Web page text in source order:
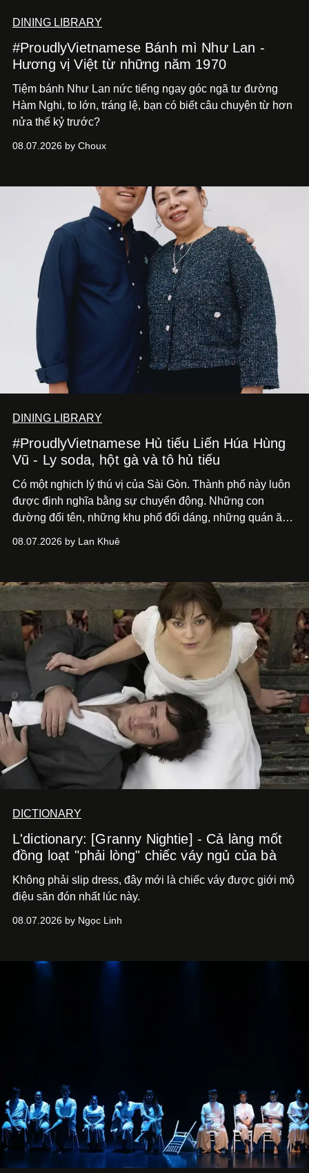
DINING LIBRARY
#ProudlyVietnamese Bánh mì Như Lan -
Hương vị Việt từ những năm 1970
Tiệm bánh Như Lan nức tiếng ngay góc ngã tư đường
Hàm Nghi, to lớn, tráng lệ, bạn có biết câu chuyện từ hơn
nửa thế kỷ trước?
08.07.2026 by Choux
DINING LIBRARY
#ProudlyVietnamese Hủ tiếu Liến Húa Hùng
Vũ - Ly soda, hột gà và tô hủ tiếu
Có một nghịch lý thú vị của Sài Gòn. Thành phố này luôn
được định nghĩa bằng sự chuyển động. Những con
đường đổi tên, những khu phố đổi dáng, những quán ăn
nói về cái mới, về xu hướng tiếp theo, về những điều
08.07.2026 by Lan Khuê
DICTIONARY
L'dictionary: [Granny Nightie] - Cả làng mốt
đồng loạt "phải lòng" chiếc váy ngủ của bà
Không phải slip dress, đây mới là chiếc váy được giới mộ
điệu săn đón nhất lúc này.
08.07.2026 by Ngọc Linh